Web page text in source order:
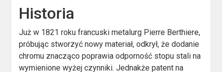
Historia
Już w 1821 roku francuski metalurg Pierre Berthiere,
próbując stworzyć nowy materiał, odkrył, że dodanie
chromu znacząco poprawia odporność stopu stali na
wymienione wyżej czynniki. Jednakże patent na